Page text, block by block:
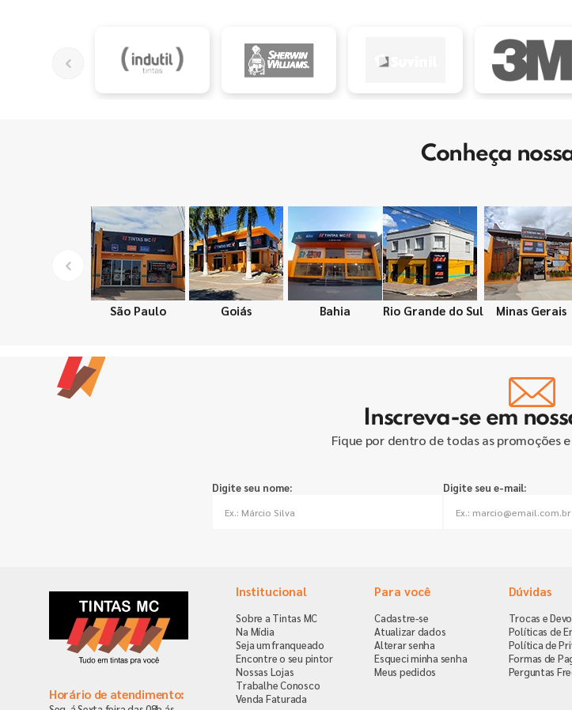
Conheça
São Paulo Goiás Bahia Rio Grande do Sul Minas Gerais
Inscreva-se em
Fique por dentro de todas as promoções
Digite seu nome:
Digite seu e-mail:
Horário de atendimento:
Institucional
Sobre a Tintas MC
Na Mídia
Seja um franqueado
Encontre o seu pintor
Nossas Lojas
Trabalhe Conosco
Venda Faturada
Para você
Cadastre-se
Atualizar dados
Alterar senha
Esqueci minha senha
Meus pedidos
Dúvidas
Trocas e
Políticas de
Política de
Formas de
Perguntas